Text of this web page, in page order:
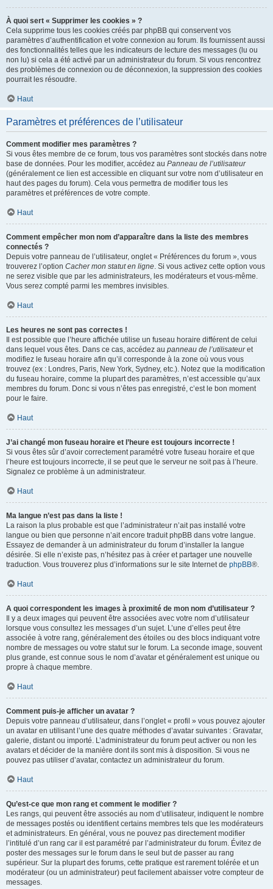
À quoi sert « Supprimer les cookies » ?
Cela supprime tous les cookies créés par phpBB qui conservent vos
paramètres d’authentification et votre connexion au forum. Ils fournissent aussi
des fonctionnalités telles que les indicateurs de lecture des messages (lu ou
non lu) si cela a été activé par un administrateur du forum. Si vous rencontrez
des problèmes de connexion ou de déconnexion, la suppression des cookies
pourrait les résoudre.
Haut
Paramètres et préférences de l’utilisateur
Comment modifier mes paramètres ?
Si vous êtes membre de ce forum, tous vos paramètres sont stockés dans notre
base de données. Pour les modifier, accédez au Panneau de l’utilisateur
(généralement ce lien est accessible en cliquant sur votre nom d’utilisateur en
haut des pages du forum). Cela vous permettra de modifier tous les
paramètres et préférences de votre compte.
Haut
Comment empêcher mon nom d’apparaître dans la liste des membres
connectés ?
Depuis votre panneau de l’utilisateur, onglet « Préférences du forum », vous
trouverez l’option Cacher mon statut en ligne. Si vous activez cette option vous
ne serez visible que par les administrateurs, les modérateurs et vous-même.
Vous serez compté parmi les membres invisibles.
Haut
Les heures ne sont pas correctes !
Il est possible que l’heure affichée utilise un fuseau horaire différent de celui
dans lequel vous êtes. Dans ce cas, accédez au panneau de l’utilisateuret
modifiez le fuseau horaire afin qu’il corresponde à la zone où vous vous
trouvez (ex : Londres, Paris, New York, Sydney, etc.). Notez que la modification
du fuseau horaire, comme la plupart des paramètres, n’est accessible qu’aux
membres du forum. Donc si vous n’êtes pas enregistré, c’est le bon moment
pour le faire.
Haut
J’ai changé mon fuseau horaire et l’heure est toujours incorrecte !
Si vous êtes sûr d’avoir correctement paramétré votre fuseau horaire et que
l’heure est toujours incorrecte, il se peut que le serveur ne soit pas à l’heure.
Signalez ce problème à un administrateur.
Haut
Ma langue n’est pas dans la liste !
La raison la plus probable est que l’administrateur n’ait pas installé votre
langue ou bien que personne n’ait encore traduit phpBB dans votre langue.
Essayez de demander à un administrateur du forum d’installer la langue
désirée. Si elle n’existe pas, n’hésitez pas à créer et partager une nouvelle
traduction. Vous trouverez plus d’informations sur le site Internet de phpBB®.
Haut
A quoi correspondent les images à proximité de mon nom d’utilisateur ?
Il y a deux images qui peuvent être associées avec votre nom d’utilisateur
lorsque vous consultez les messages d’un sujet. L’une d’elles peut être
associée à votre rang, généralement des étoiles ou des blocs indiquant votre
nombre de messages ou votre statut sur le forum. La seconde image, souvent
plus grande, est connue sous le nom d’avatar et généralement est unique ou
propre à chaque membre.
Haut
Comment puis-je afficher un avatar ?
Depuis votre panneau d’utilisateur, dans l’onglet « profil » vous pouvez ajouter
un avatar en utilisant l’une des quatre méthodes d’avatar suivantes : Gravatar,
galerie, distant ou importé. L’administrateur du forum peut activer ou non les
avatars et décider de la manière dont ils sont mis à disposition. Si vous ne
pouvez pas utiliser d’avatar, contactez un administrateur du forum.
Haut
Qu’est-ce que mon rang et comment le modifier ?
Les rangs, qui peuvent être associés au nom d’utilisateur, indiquent le nombre
de messages postés ou identifient certains membres tels que les modérateurs
et administrateurs. En général, vous ne pouvez pas directement modifier
l’intitulé d’un rang car il est paramétré par l’administrateur du forum. Évitez de
poster des messages sur le forum dans le seul but de passer au rang
supérieur. Sur la plupart des forums, cette pratique est rarement tolérée et un
modérateur (ou un administrateur) peut facilement abaisser votre compteur de
messages.